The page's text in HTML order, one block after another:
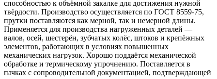
способностью к объёмной закалке для достижения нужной
твёрдости. Производство осуществляется по ГОСТ 8559-75,
прутки поставляются как мерной, так и немерной длины.
Применяется для производства нагруженных деталей —
валов, осей, шестерён, зубчатых колёс, штоков и крепёжных
элементов, работающих в условиях повышенных
механических нагрузок. Хорошо поддаётся механической
обработке и термическому упрочнению. Поставляется в
пачках с сопроводительной документацией, подтверждающей